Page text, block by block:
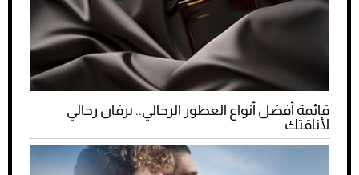
قائمة أفضل أنواع العطور الرجالي.. برفان رجالي
لأناقتك